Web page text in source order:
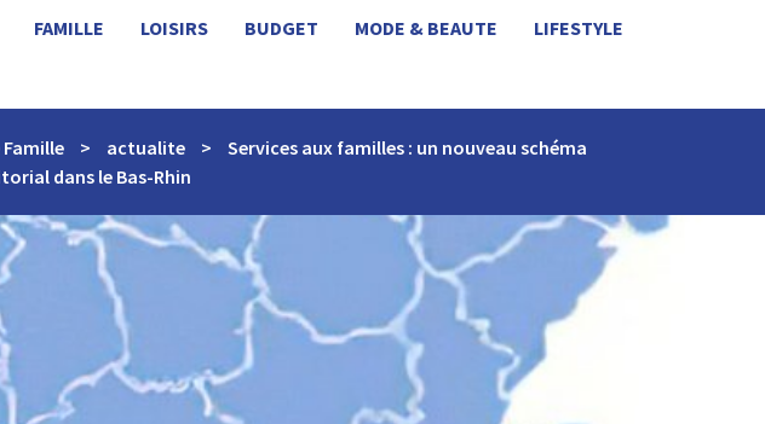
FAMILLE LOISIRS BUDGET MODE & BEAUTE LIFESTYLE
Famille > actualite >
Services aux familles : un nouveau schéma
dans le Bas-Rhin